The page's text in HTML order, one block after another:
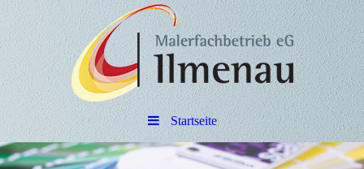
Startseite